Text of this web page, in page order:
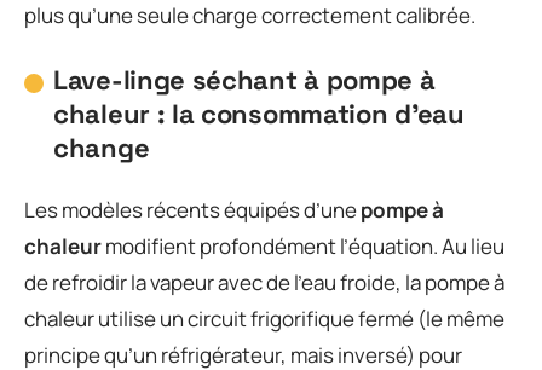
plus qu’une seule charge correctement calibrée.
Lave-linge séchant à pompe à
chaleur : la consommation d’eau
change
Les modèles récents équipés d’unepompe à
chaleurmodifient profondément l’équation. Au lieu
de refroidir la vapeur avec de l’eau froide, la pompe à
chaleur utilise un circuit frigorifique fermé (le même
principe qu’un réfrigérateur, mais inversé) pour